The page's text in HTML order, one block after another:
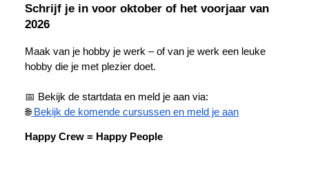
Schrijf je in voor oktober of het voorjaar van
2026
Maak van je hobby je werk – of van je werk een leuke
hobby die je met plezier doet.
📅 Bekijk de startdata en meld je aan via:
🌐 Bekijk de komende cursussen en meld je aan
Happy Crew = Happy People